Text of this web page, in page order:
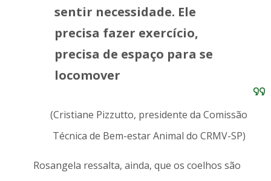
sentir necessidade. Ele
precisa fazer exercício,
precisa de espaço para se
locomover
(Cristiane Pizzutto, presidente da Comissão
Técnica de Bem-estar Animal do CRMV-SP)
Rosangela ressalta, ainda, que os coelhos são